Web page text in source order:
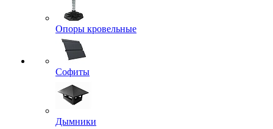
Опоры кровельные
Софиты
Дымники